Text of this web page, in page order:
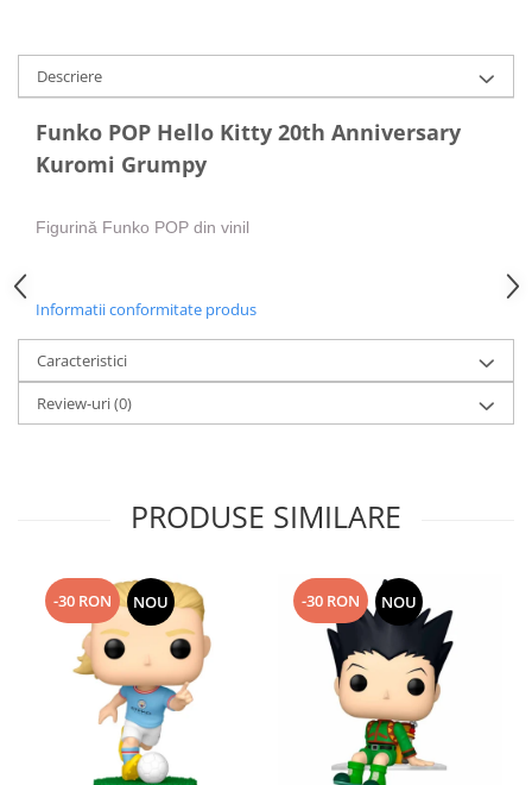
Descriere
Funko POP Hello Kitty 20th Anniversary
Kuromi Grumpy
Figurină Funko POP din vinil
Informatii conformitate produs
Caracteristici
Review-uri(0)
PRODUSE SIMILARE
-30 RON NOU -30 RON NOU